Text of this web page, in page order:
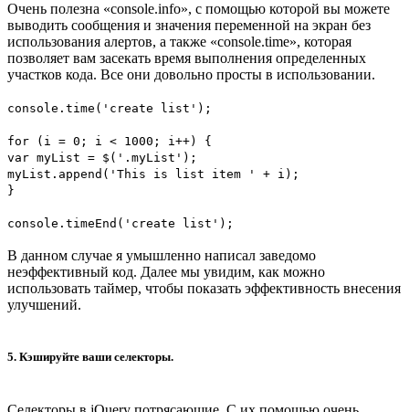
Очень полезна «console.info», с помощью которой вы можете
выводить сообщения и значения переменной на экран без
использования алертов, а также «console.time», которая
позволяет вам засекать время выполнения определенных
участков кода. Все они довольно просты в использовании.
console.time('create list');
for (i = 0; i < 1000; i++) {
var myList = $('.myList');
myList.append('This is list item ' + i);
}
console.timeEnd('create list');
В данном случае я умышленно написал заведомо
неэффективный код. Далее мы увидим, как можно
использовать таймер, чтобы показать эффективность внесения
улучшений.
5. Кэшируйте ваши селекторы.